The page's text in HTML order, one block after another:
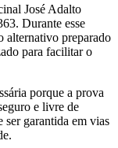
José Adalto
Durante esse
alternativo preparado
para facilitar o
porque a prova
e livre de
ser garantida em vias